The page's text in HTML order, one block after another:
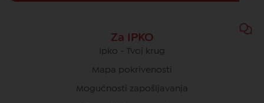
Za IPKO
Ipko - Tvoj krug
Mapa pokrivenosti
Mogućnosti zapošljavanja